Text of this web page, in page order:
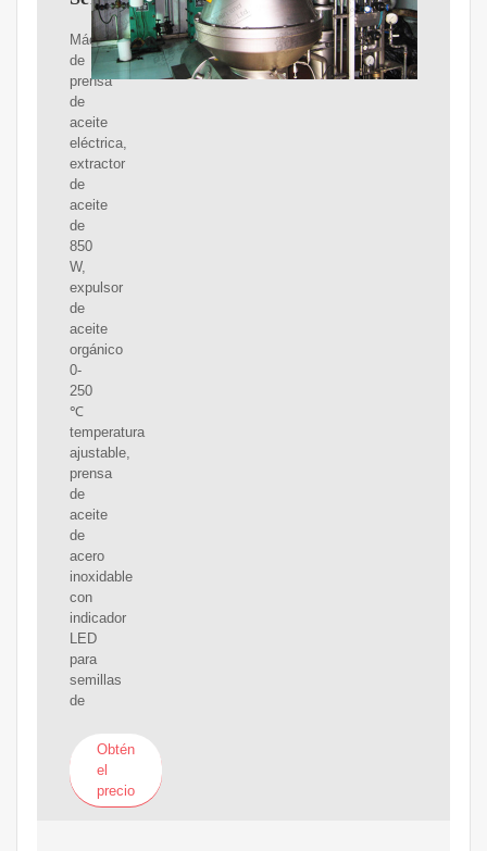
Máquina
de
prensa
de
aceite
eléctrica,
extractor
de
aceite
de
850
W,
expulsor
de
aceite
orgánico
0-
250
℃
temperatura
ajustable,
prensa
de
aceite
de
acero
inoxidable
con
indicador
LED
para
semillas
de
Obtén
el
precio